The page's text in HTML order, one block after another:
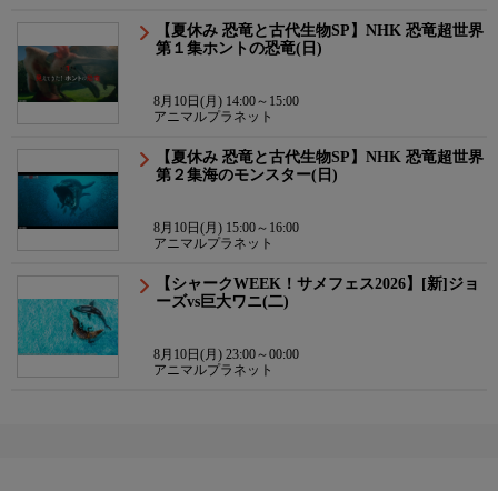
【夏休み 恐竜と古代生物SP】NHK 恐竜超世界
第１集ホントの恐竜(日)
8月10日(月) 14:00～15:00
アニマルプラネット
【夏休み 恐竜と古代生物SP】NHK 恐竜超世界
第２集海のモンスター(日)
8月10日(月) 15:00～16:00
アニマルプラネット
【シャークWEEK！サメフェス2026】[新]ジョ
ーズvs巨大ワニ(二)
8月10日(月) 23:00～00:00
アニマルプラネット